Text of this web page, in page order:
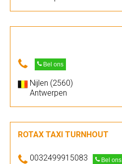
Bel ons
Nijlen (2560)
Antwerpen
ROTAX TAXI TURNHOUT
0032499915083 Bel ons